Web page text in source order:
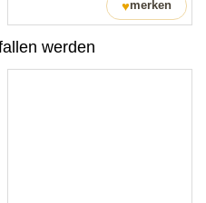
♥merken
werden